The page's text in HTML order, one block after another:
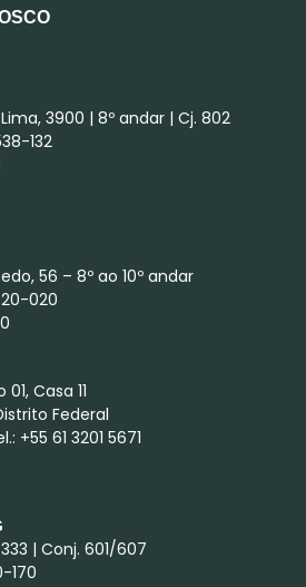
3900 | 8º andar | Cj. 802
132
56 – 8º ao 10º andar
020
Casa 11
Federal
+55 61 3201 5671
| Conj. 601/607
170